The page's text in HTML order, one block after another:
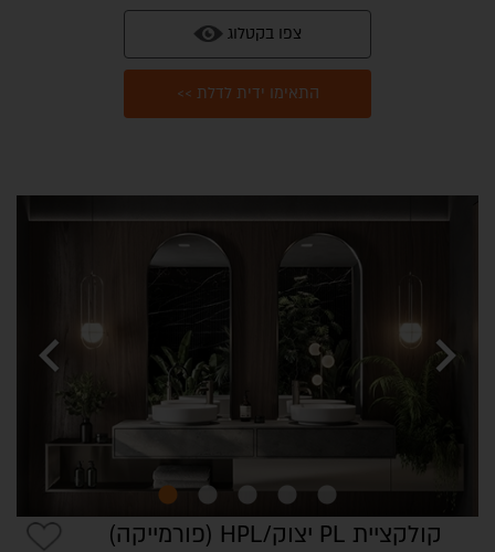
צפו בקטלוג
התאימו ידית לדלת >>
chevron_left chevron_right
קולקציית PL יצוק/HPL (פורמייקה)